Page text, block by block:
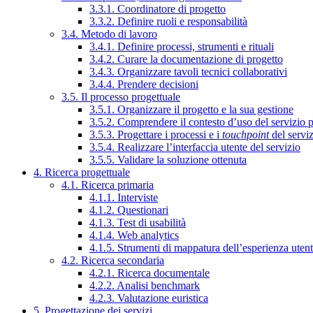
3.3.1. Coordinatore di progetto
3.3.2. Definire ruoli e responsabilità
3.4. Metodo di lavoro
3.4.1. Definire processi, strumenti e rituali
3.4.2. Curare la documentazione di progetto
3.4.3. Organizzare tavoli tecnici collaborativi
3.4.4. Prendere decisioni
3.5. Il processo progettuale
3.5.1. Organizzare il progetto e la sua gestione
3.5.2. Comprendere il contesto d’uso del servizio
3.5.3. Progettare i processi e i touchpointdel
3.5.4. Realizzare l’interfaccia utente del servizio
3.5.5. Validare la soluzione ottenuta
4. Ricerca progettuale
4.1. Ricerca primaria
4.1.1. Interviste
4.1.2. Questionari
4.1.3. Test di usabilità
4.1.4. Web analytics
4.1.5. Strumenti di mappatura dell’esperienza
4.2. Ricerca secondaria
4.2.1. Ricerca documentale
4.2.2. Analisi benchmark
4.2.3. Valutazione euristica
5. Progettazione dei servizi